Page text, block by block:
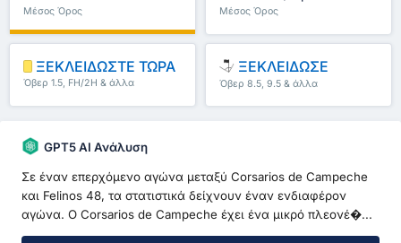
Μέσος Όρος
Μέσος Όρος
ΞΕΚΛΕΙΔΩΣΤΕ ΤΩΡΑ
Όβερ 1.5, FH/2H & άλλα
ΞΕΚΛΕΙΔΩΣΕ
Όβερ 8.5, 9.5 & άλλα
GPT5 AI Ανάλυση
Σε έναν επερχόμενο αγώνα μεταξύ Corsarios de Campeche
και Felinos 48, τα στατιστικά δείχνουν έναν ενδιαφέρον
αγώνα. Ο Corsarios de Campeche έχει ένα μικρό πλεονέ�...